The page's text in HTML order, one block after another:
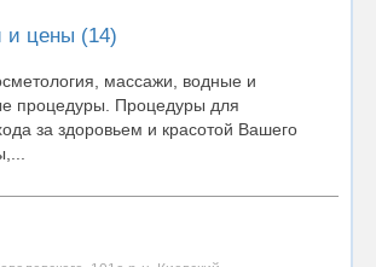
и цены (14)
массажи, водные и
процедуры. Процедуры для
за здоровьем и красотой Вашего